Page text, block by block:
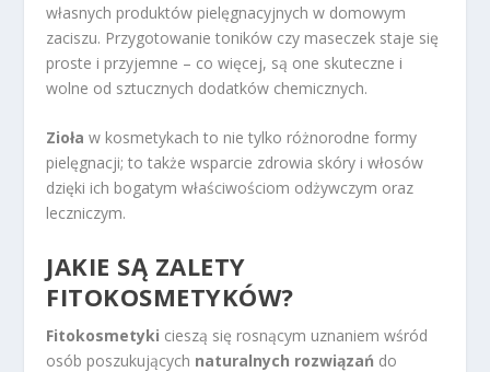
własnych produktów pielęgnacyjnych w domowym
zaciszu. Przygotowanie toników czy maseczek staje się
proste i przyjemne – co więcej, są one skuteczne i
wolne od sztucznych dodatków chemicznych.
Zioła w kosmetykach to nie tylko różnorodne formy
pielęgnacji; to także wsparcie zdrowia skóry i włosów
dzięki ich bogatym właściwościom odżywczym oraz
leczniczym.
JAKIE SĄ ZALETY
FITOKOSMETYKÓW?
Fitokosmetyki cieszą się rosnącym uznaniem wśród
osób poszukujących naturalnych rozwiązań do